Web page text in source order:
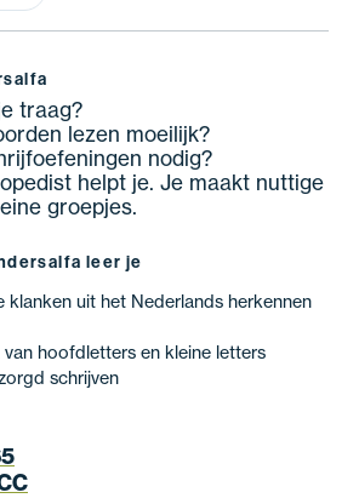
traag?
lezen moeilijk?
nodig?
helpt je. Je maakt nuttige
groepjes.
leer je
klanken uit het Nederlands herkennen
hoofdletters en kleine letters
schrijven